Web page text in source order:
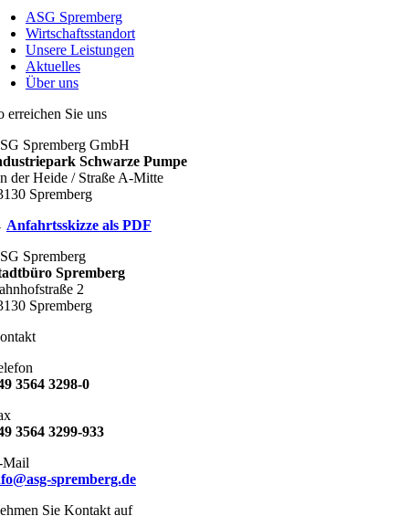
ASG Spremberg
Wirtschaftsstandort
Unsere Leistungen
Aktuelles
Über uns
erreichen Sie uns
Spremberg GmbH
Schwarze Pumpe
der Heide / Straße A-Mitte
Spremberg
Anfahrtsskizze als PDF
Spremberg
Spremberg
2
Spremberg
3564 3298-0
3564 3299-933
Mail
spremberg.de
Sie Kontakt auf